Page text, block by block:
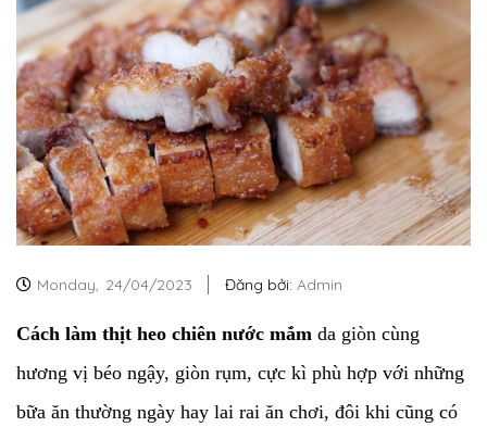
Monday, 24/04/2023 Đăng bởi: Admin
Cách làm thịt heo chiên nước mắm da giòn cùng
hương vị béo ngậy, giòn rụm, cực kì phù hợp với những
bữa ăn thường ngày hay lai rai ăn chơi, đôi khi cũng có